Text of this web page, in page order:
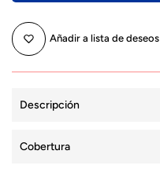
Añadir a lista de deseos
Descripción
Cobertura